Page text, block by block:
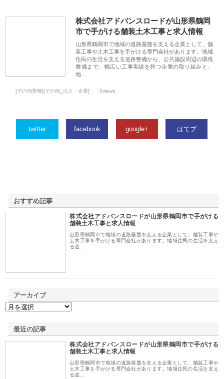
株式会社アドバンスロードが山形県鶴岡
市で手がける舗装土木工事と求人情報
山形県鶴岡市で地域の道路基盤を支える企業として、舗
装工事や土木工事を手がける専門会社があります。地域
住民の生活を支える道路整備から、公共施設周辺の環境
整備まで、幅広い工事実績を持つ企業の取り組みと、
地…
[その他業種][その他_法人・企業] 0views
twitter facebook google+ はてブ
おすすめ記事
株式会社アドバンスロードが山形県鶴岡市で手がける
舗装土木工事と求人情報
山形県鶴岡市で地域の道路基盤を支える企業として、舗装工事や
土木工事を手がける専門会社があります。地域住民の生活を支え
る道…
アーカイブ
最近の記事
株式会社アドバンスロードが山形県鶴岡市で手がける
舗装土木工事と求人情報
山形県鶴岡市で地域の道路基盤を支える企業として、舗装工事や
土木工事を手がける専門会社があります。地域住民の生活を支え
る道…